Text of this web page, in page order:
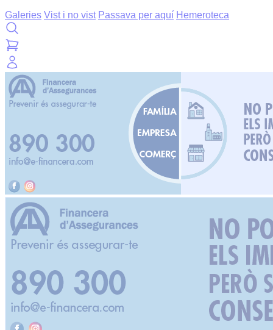
Galeries Vist i no vist Passava per aquí Hemeroteca